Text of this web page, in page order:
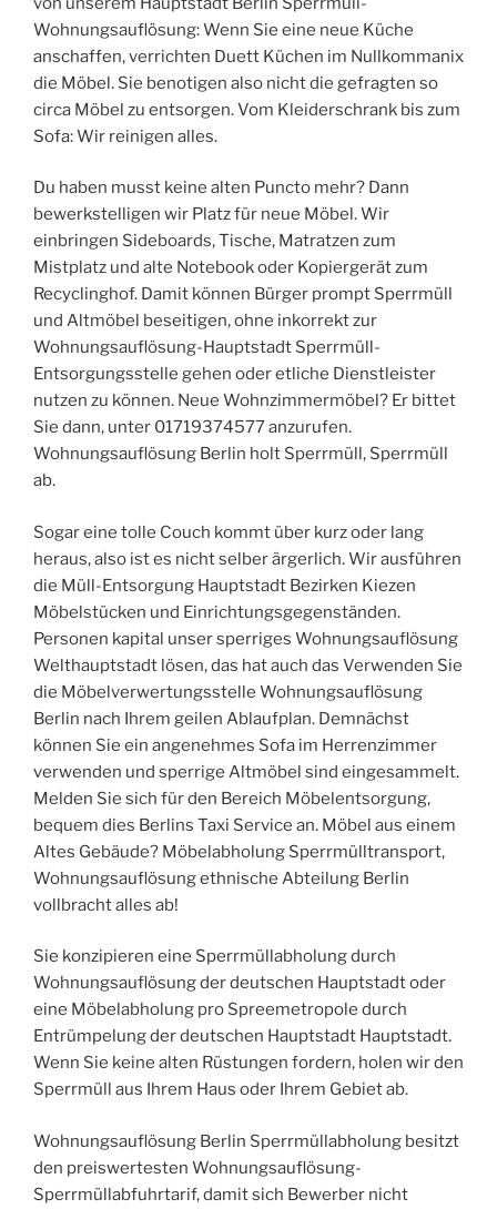
Wohnungsauflösung: Wenn Sie eine neue Küche
anschaffen, verrichten Duett Küchen im Nullkommanix
die Möbel. Sie benotigen also nicht die gefragten so
circa Möbel zu entsorgen. Vom Kleiderschrank bis zum
Sofa: Wir reinigen alles.
Du haben musst keine alten Puncto mehr? Dann
bewerkstelligen wir Platz für neue Möbel. Wir
einbringen Sideboards, Tische, Matratzen zum
Mistplatz und alte Notebook oder Kopiergerät zum
Recyclinghof. Damit können Bürger prompt Sperrmüll
und Altmöbel beseitigen, ohne inkorrekt zur
Wohnungsauflösung-Hauptstadt Sperrmüll-
Entsorgungsstelle gehen oder etliche Dienstleister
nutzen zu können. Neue Wohnzimmermöbel? Er bittet
Sie dann, unter 01719374577 anzurufen.
Wohnungsauflösung Berlin holt Sperrmüll, Sperrmüll
ab.
Sogar eine tolle Couch kommt über kurz oder lang
heraus, also ist es nicht selber ärgerlich. Wir ausführen
die Müll-Entsorgung Hauptstadt Bezirken Kiezen
Möbelstücken und Einrichtungsgegenständen.
Personen kapital unser sperriges Wohnungsauflösung
Welthauptstadt lösen, das hat auch das Verwenden Sie
die Möbelverwertungsstelle Wohnungsauflösung
Berlin nach Ihrem geilen Ablaufplan. Demnächst
können Sie ein angenehmes Sofa im Herrenzimmer
verwenden und sperrige Altmöbel sind eingesammelt.
Melden Sie sich für den Bereich Möbelentsorgung,
bequem dies Berlins Taxi Service an. Möbel aus einem
Altes Gebäude? Möbelabholung Sperrmülltransport,
Wohnungsauflösung ethnische Abteilung Berlin
vollbracht alles ab!
Sie konzipieren eine Sperrmüllabholung durch
Wohnungsauflösung der deutschen Hauptstadt oder
eine Möbelabholung pro Spreemetropole durch
Entrümpelung der deutschen Hauptstadt Hauptstadt.
Wenn Sie keine alten Rüstungen fordern, holen wir den
Sperrmüll aus Ihrem Haus oder Ihrem Gebiet ab.
Wohnungsauflösung Berlin Sperrmüllabholung besitzt
den preiswertesten Wohnungsauflösung-
Sperrmüllabfuhrtarif, damit sich Bewerber nicht